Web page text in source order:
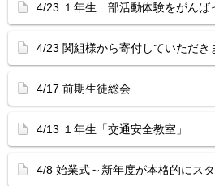
4/23 １年生 部活動体験をがんば
4/23 関組様から寄付していただき
4/17 前期生徒総会
4/13 １年生「交通安全教室」
4/8 始業式～新年度が本格的にス